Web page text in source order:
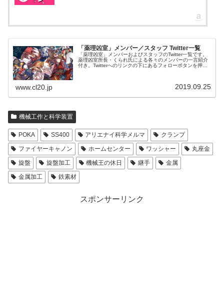
「薬理凶室」メンバー／スタッフ Twitter一覧
「薬理凶室」メンバーおよびスタッフのTwitter一覧です。
薬理凶室所長・くられ氏による各々のメンバーの一言紹介
付き。Twitterへのリンクの下にあるフォローボタンを押す
www.cl20.jp 2019.09.25
機械工作と科学装置
POKA SS400 アリエナイ科学メルマ
クランプ
ファイヤーキャノン
ホームセンター ワッシャー
丸座金
旋盤
旋盤加工 機械王の休日 継手
金属
金属加工
鉄素材
スポンサーリンク